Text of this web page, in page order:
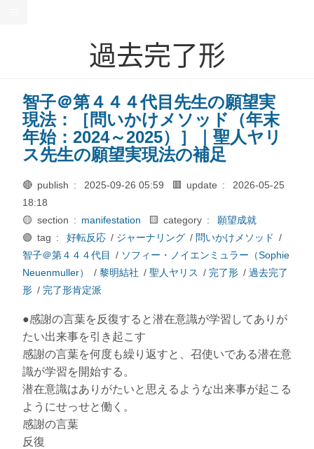
過去完了形
智子＠第４４４代目先生の願望実
現法：［問いかけメソッド（年末
年始：2024～2025）］｜聖人ヤリ
ス先生の願望実現法の補足
🔴 publish : 2025-09-26 05:59 🟥 update :
2026-05-25
18:18
🟡 section : manifestation 🟨 category :
願望成就
🟢 tag :
好転反応 / ジャーナリング / 問いかけメソッド /
智子＠第４４４代目
/ ソフィー・ノイエンミュラー（Sophie
Neuenmuller）
/ 黎明結社 / 聖人ヤリス / 完了形 / 過去完了
形 / 完了形肯定派
●感謝の言葉を反復すると潜在意識が学習してありが
たい出来事を引き起こす
感謝の言葉を何度も繰り返すと、召使いである潜在意
識が学習を開始する。
潜在意識はありがたいと思えるような出来事が起こる
ようにせっせと働く。
感謝の言葉
反復